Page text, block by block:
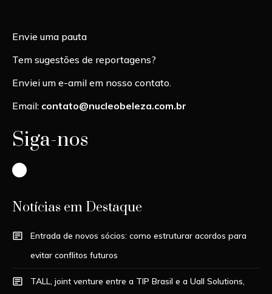
Envie uma pauta
Tem sugestões de reportagens?
Enviei um e-amil em nosso contato.
Email: contato@nucleobeleza.com.br
Siga-nos
Instagram
Notícias em Destaque
Entrada de novos sócios: como estruturar acordos para
evitar conflitos futuros
TALL, joint venture entre a TIP Brasil e a Uall Solutions,